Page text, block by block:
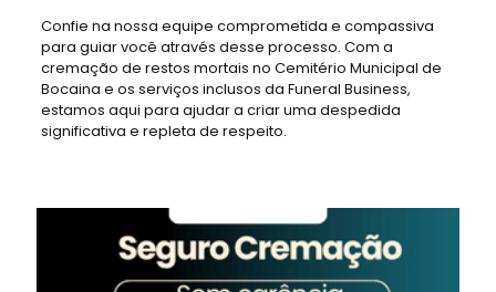
Confie na nossa equipe comprometida e compassiva
para guiar você através desse processo. Com a
cremação de restos mortais no Cemitério Municipal de
Bocaina e os serviços inclusos da Funeral Business,
estamos aqui para ajudar a criar uma despedida
significativa e repleta de respeito.